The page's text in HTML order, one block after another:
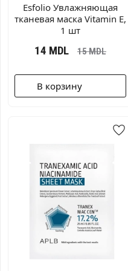
Esfolio Увлажняющая
тканевая маска Vitamin E,
1 шт
14 MDL 15MDL
В корзину